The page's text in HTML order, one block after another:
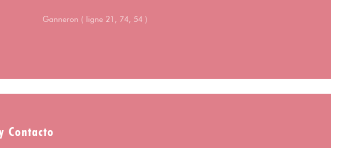
Ganneron ( ligne 21, 74, 54 )
Contacto